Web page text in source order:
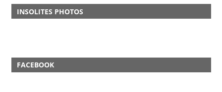
INSOLITES PHOTOS
FACEBOOK